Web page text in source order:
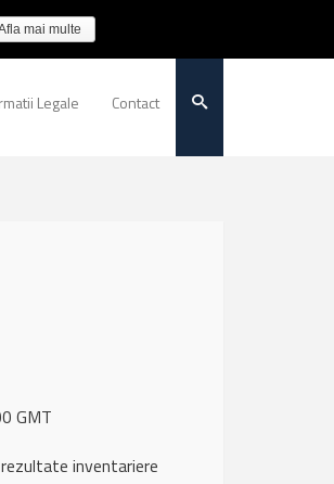
Legale Contact
GMT
inventariere
mai multe